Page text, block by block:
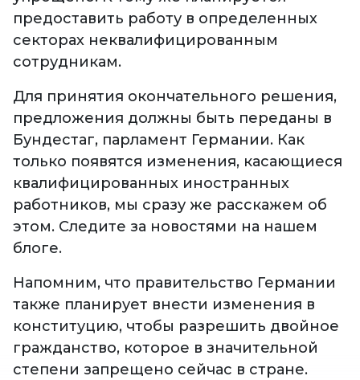
предоставить работу в определенных
секторах неквалифицированным
сотрудникам.
Для принятия окончательного решения,
предложения должны быть переданы в
Бундестаг, парламент Германии. Как
только появятся изменения, касающиеся
квалифицированных иностранных
работников, мы сразу же расскажем об
этом. Следите за новостями на нашем
блоге.
Напомним, что правительство Германии
также планирует внести изменения в
конституцию, чтобы разрешить двойное
гражданство, которое в значительной
степени запрещено сейчас в стране.